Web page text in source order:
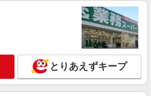
とりあえずキープ